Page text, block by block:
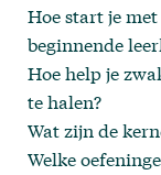
Hoe start je
beginnende
Hoe help je
te halen?
Wat zijn de
Welke